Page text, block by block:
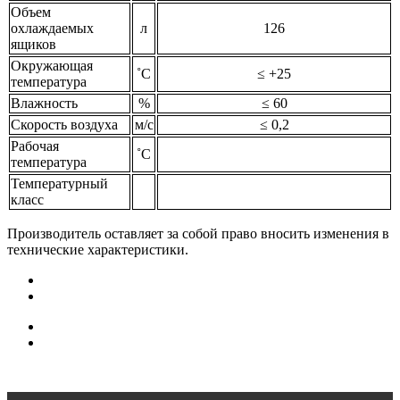
Объем
охлаждаемых
ящиков
л 126
Окружающая
температура
˚С
≤ +25
Влажность
%
≤ 60
Скорость воздуха
м/с
≤ 0,2
Рабочая
температура
˚С
Температурный
класс
Производитель оставляет за собой право вносить изменения в
технические характеристики.